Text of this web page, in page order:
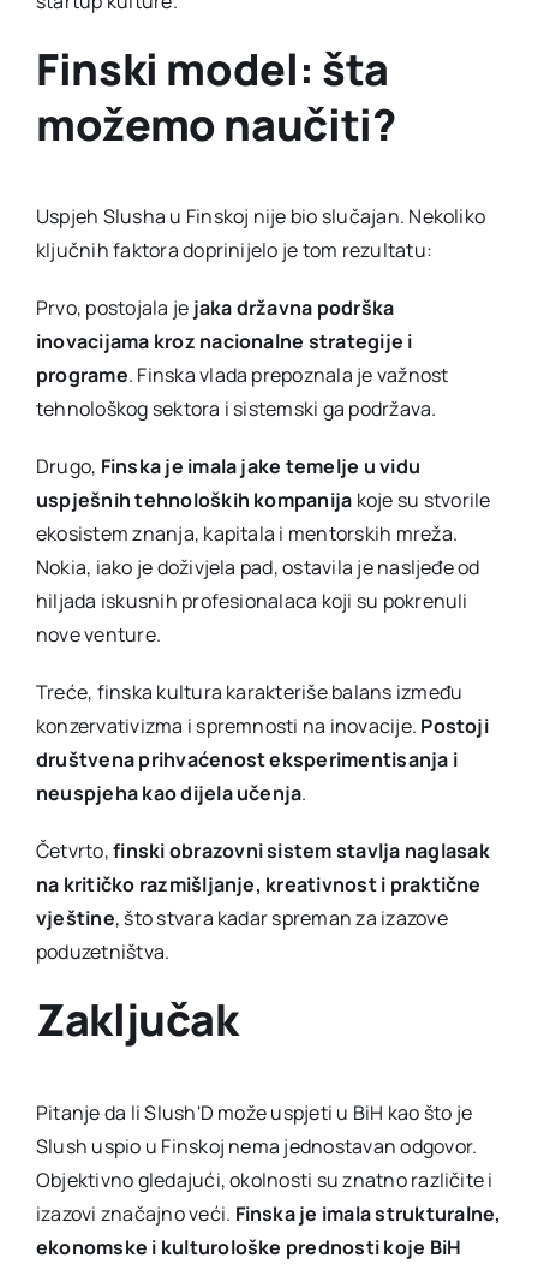
Finski model: šta
možemo naučiti?
Uspjeh Slusha u Finskoj nije bio slučajan. Nekoliko
ključnih faktora doprinijelo je tom rezultatu:
Prvo, postojala je jaka državna podrška
inovacijama kroz nacionalne strategije i
programe. Finska vlada prepoznala je važnost
tehnološkog sektora i sistemski ga podržava.
Drugo, Finska je imala jake temelje u vidu
uspješnih tehnoloških kompanija koje su stvorile
ekosistem znanja, kapitala i mentorskih mreža.
Nokia, iako je doživjela pad, ostavila je nasljeđe od
hiljada iskusnih profesionalaca koji su pokrenuli
nove venture.
Treće, finska kultura karakteriše balans između
konzervativizma i spremnosti na inovacije. Postoji
društvena prihvaćenost eksperimentisanja i
neuspjeha kao dijela učenja.
Četvrto,finski obrazovni sistem stavlja naglasak
na kritičko razmišljanje, kreativnost i praktične
vještine, što stvara kadar spreman za izazove
poduzetništva.
Zaključak
Pitanje da li Slush'D može uspjeti u BiH kao što je
Slush uspio u Finskoj nema jednostavan odgovor.
Objektivno gledajući, okolnosti su znatno različite i
izazovi značajno veći. Finska je imala strukturalne,
ekonomske i kulturološke prednosti koje BiH